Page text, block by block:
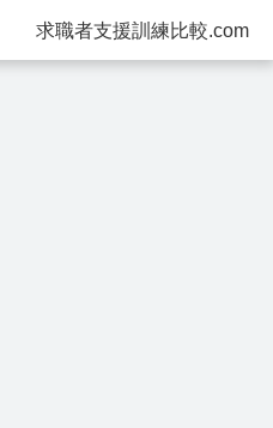
求職者支援訓練比較.com